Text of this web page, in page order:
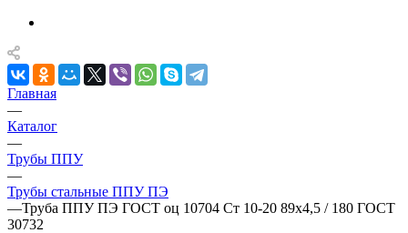
Главная
—
Каталог
—
Трубы ППУ
—
Трубы стальные ППУ ПЭ
—Труба ППУ ПЭ ГОСТ оц 10704 Ст 10-20 89x4,5 / 180 ГОСТ
30732